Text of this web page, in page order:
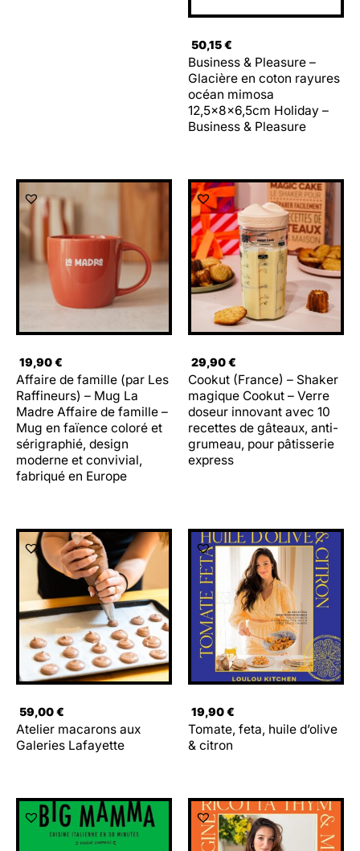
50,15€
Business & Pleasure –
Glacière en coton rayures
océan mimosa
12,5x8x6,5cm Holiday –
Business & Pleasure
19,90€
Affaire de famille (par Les
Raffineurs) – Mug La
Madre Affaire de famille –
Mug en faïence coloré et
sérigraphié, design
moderne et convivial,
fabriqué en Europe
29,90€
Cookut (France) – Shaker
magique Cookut – Verre
doseur innovant avec 10
recettes de gâteaux, anti-
grumeau, pour pâtisserie
express
59,00€
Atelier macarons aux
Galeries Lafayette
19,90€
Tomate, feta, huile d’olive
& citron